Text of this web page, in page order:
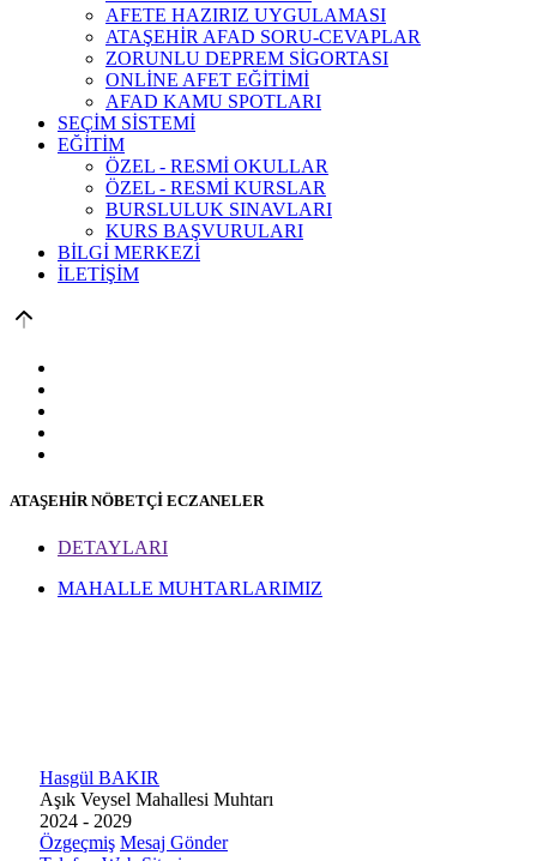
AFETE HAZIRIZ UYGULAMASI
ATAŞEHİR AFAD SORU-CEVAPLAR
ZORUNLU DEPREM SİGORTASI
ONLİNE AFET EĞİTİMİ
AFAD KAMU SPOTLARI
SEÇİM SİSTEMİ
EĞİTİM
ÖZEL - RESMİ OKULLAR
ÖZEL - RESMİ KURSLAR
BURSLULUK SINAVLARI
KURS BAŞVURULARI
BİLGİ MERKEZİ
İLETİŞİM
ATAŞEHİR NÖBETÇİ ECZANELER
DETAYLARI
MAHALLE MUHTARLARIMIZ
Hasgül BAKIR
Aşık Veysel Mahallesi Muhtarı
2024 - 2029
Özgeçmiş Mesaj Gönder